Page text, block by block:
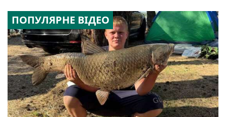
ПОПУЛЯРНЕ ВІДЕО